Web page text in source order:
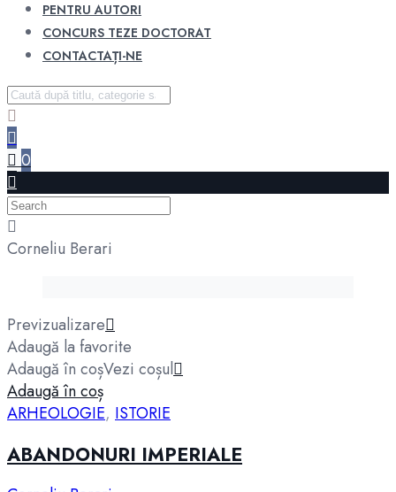
PENTRU AUTORI
CONCURS TEZE DOCTORAT
CONTACTAȚI-NE
0
Corneliu Berari
Previzualizare
Adaugă la favorite
Adaugă în coșVezi coșul
Adaugă în coș
ARHEOLOGIE, ISTORIE
ABANDONURI IMPERIALE